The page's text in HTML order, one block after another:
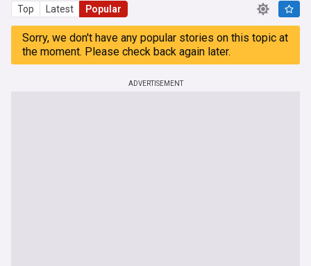
Top Latest Popular
Sorry, we don't have any popular stories on this topic at
the moment. Please check back again later.
ADVERTISEMENT